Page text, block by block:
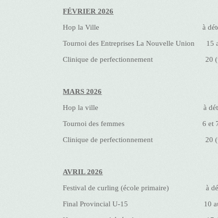
FÉVRIER 2026
Hop la Ville à
Tournoi des Entreprises La Nouvelle Union 15
Clinique de perfectionnement 20
MARS 2026
Hop la ville à
Tournoi des femmes 6 et 7
Clinique de perfectionnement 20
AVRIL 2026
Festival de curling (école primaire) à
Final Provincial U-15 10 au 12